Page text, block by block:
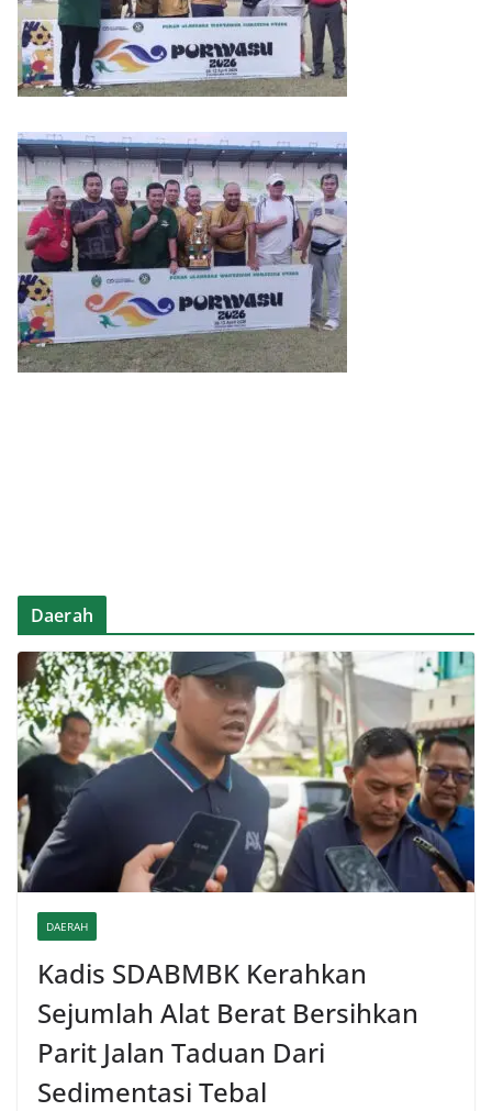
Daerah
DAERAH
Kadis SDABMBK Kerahkan
Sejumlah Alat Berat Bersihkan
Parit Jalan Taduan Dari
Sedimentasi Tebal